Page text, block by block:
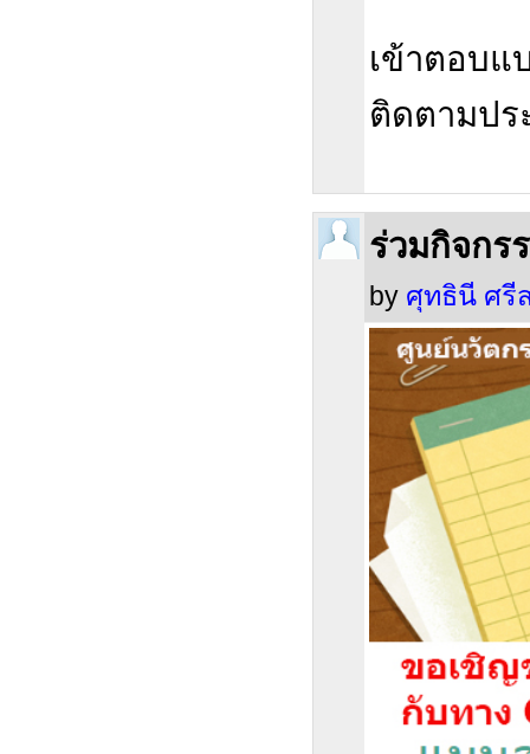
เข้าตอบ
ติดตามปร
ร่วมกิจกร
by ศุทธินี ศรี